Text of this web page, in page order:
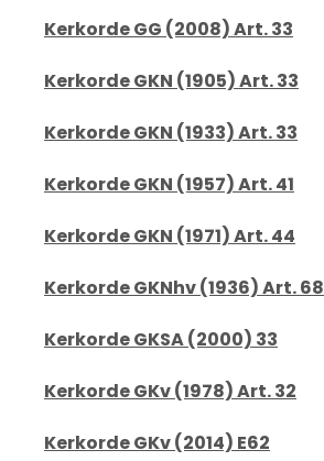
Kerkorde GG (2008) Art. 33
Kerkorde GKN (1905) Art. 33
Kerkorde GKN (1933) Art. 33
Kerkorde GKN (1957) Art. 41
Kerkorde GKN (1971) Art. 44
Kerkorde GKNhv (1936) Art. 68
Kerkorde GKSA (2000) 33
Kerkorde GKv (1978) Art. 32
Kerkorde GKv (2014) E62